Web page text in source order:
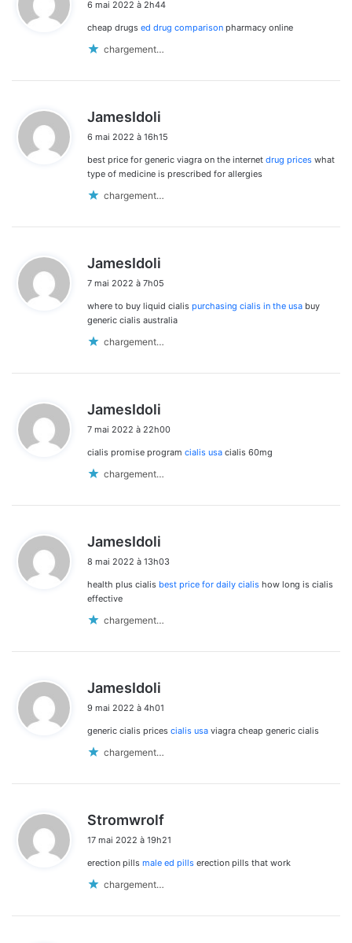
t
6 mai 2022 à 2h44
cheap drugs ed drug comparison pharmacy online
chargement…
JamesIdoli
t
:
6 mai 2022 à 16h15
best price for generic viagra on the internet drug prices what
type of medicine is prescribed for allergies
chargement…
JamesIdoli
t
:
7 mai 2022 à 7h05
where to buy liquid cialis purchasing cialis in the usa buy
generic cialis australia
chargement…
JamesIdoli
t
7 mai 2022 à 22h00
cialis promise program cialis usa cialis 60mg
chargement…
JamesIdoli
t
8 mai 2022 à 13h03
health plus cialis best price for daily cialis how long is cialis
effective
chargement…
JamesIdoli
t
9 mai 2022 à 4h01
generic cialis prices cialis usa viagra cheap generic cialis
chargement…
Stromwrolf
t
17 mai 2022 à 19h21
erection pills male ed pills erection pills that work
chargement…